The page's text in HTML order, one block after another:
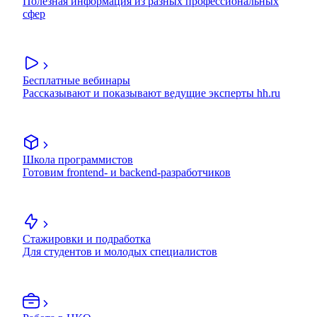
сфер
Бесплатные вебинары
Рассказывают и показывают ведущие эксперты hh.ru
Школа программистов
Готовим frontend- и backend-разработчиков
Стажировки и подработка
Для студентов и молодых специалистов